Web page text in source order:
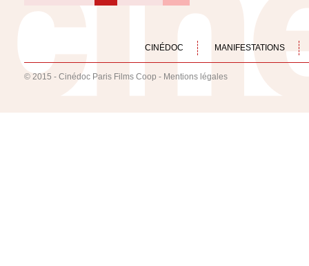
CINÉDOC MANIFESTATIONS
© 2015 - Cinédoc Paris Films Coop - Mentions légales